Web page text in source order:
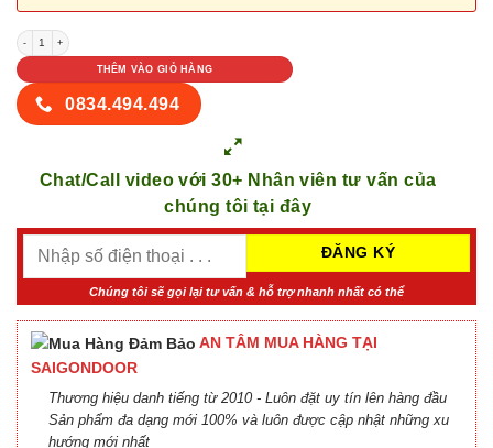
CỬA NHỰA COMPOSITE SGD 1PNs số lượng
THÊM VÀO GIỎ HÀNG
0834.494.494
Chat/Call video với 30+ Nhân viên tư vấn của
chúng tôi tại đây
Chúng tôi sẽ gọi lại tư vấn & hỗ trợ nhanh nhất có thể
AN TÂM MUA HÀNG TẠI
SAIGONDOOR
Thương hiệu danh tiếng từ 2010 - Luôn đặt uy tín lên hàng đầu
Sản phẩm đa dạng mới 100% và luôn được cập nhật những xu
hướng mới nhất